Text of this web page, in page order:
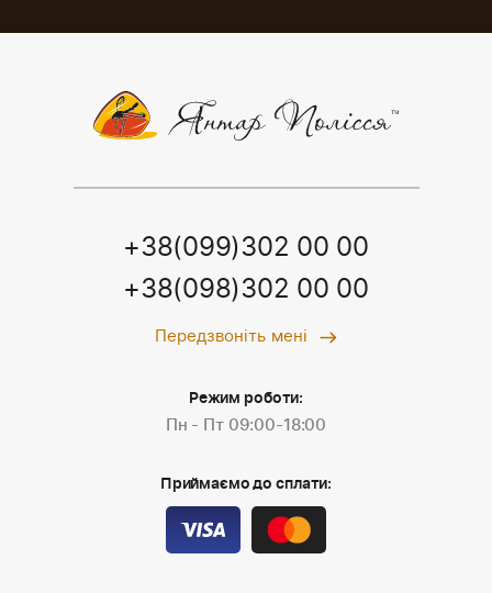
+38(099)302 00 00
+38(098)302 00 00
Передзвоніть мені
Режим роботи:
Пн - Пт 09:00-18:00
Приймаємо до сплати: